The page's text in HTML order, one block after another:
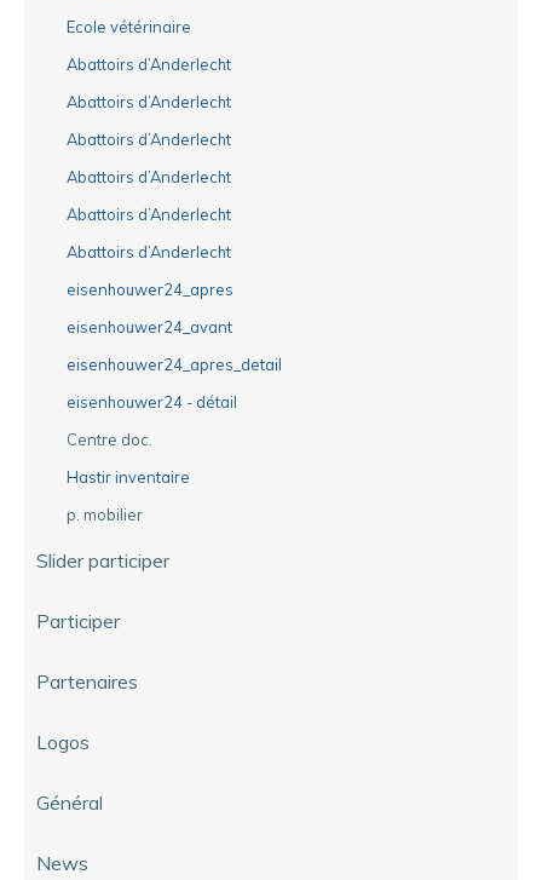
Ecole vétérinaire
Abattoirs d’Anderlecht
Abattoirs d’Anderlecht
Abattoirs d’Anderlecht
Abattoirs d’Anderlecht
Abattoirs d’Anderlecht
Abattoirs d’Anderlecht
eisenhouwer24_apres
eisenhouwer24_avant
eisenhouwer24_apres_detail
eisenhouwer24 - détail
Centre doc.
Hastir inventaire
p. mobilier
Slider participer
Participer
Partenaires
Logos
Général
News